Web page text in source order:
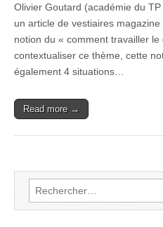
Olivier Goutard (académie du
un article de vestiaires
notion du « comment travailler
contextualiser ce thème, cette
également 4 situations…
Read more →
Rechercher :